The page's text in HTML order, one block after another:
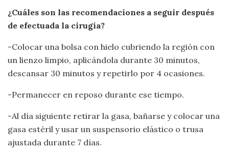
¿Cuáles son las recomendaciones a seguir después
de efectuada la cirugía?
-Colocar una bolsa con hielo cubriendo la región con
un lienzo limpio, aplicándola durante 30 minutos,
descansar 30 minutos y repetirlo por 4 ocasiones.
-Permanecer en reposo durante ese tiempo.
-Al día siguiente retirar la gasa, bañarse y colocar una
gasa estéril y usar un suspensorio elástico o trusa
ajustada durante 7 días.